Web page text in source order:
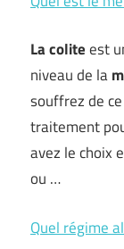
Lacoliteest
niveau de la
souffrez de
traitement
avez le choix
ou …
Quel régime